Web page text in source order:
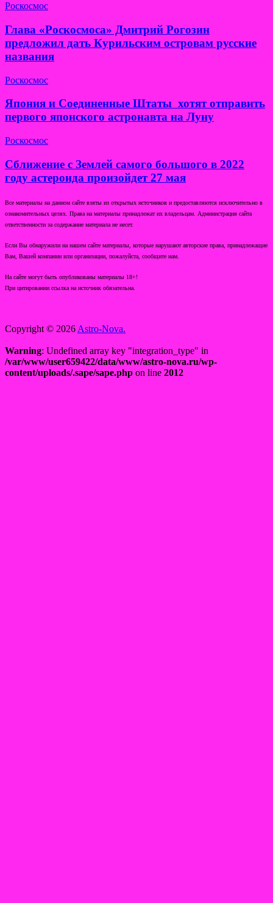
Роскосмос
Глава «Роскосмоса» Дмитрий Рогозин
предложил дать Курильским островам русские
названия
Роскосмос
Япония и Соединенные Штаты хотят отправить
первого японского астронавта на Луну
Роскосмос
Сближение с Землей самого большого в 2022
году астероида произойдет 27 мая
Все материалы на данном сайте взяты из открытых источников и предоставляются исключительно в
ознакомительных целях. Права на материалы принадлежат их владельцам. Администрация сайта
ответственности за содержание материала не несет.
Если Вы обнаружили на нашем сайте материалы, которые нарушают авторские права, принадлежащие
Вам, Вашей компании или организации, пожалуйста, сообщите нам.
На сайте могут быть опубликованы материалы 18+!
При цитировании ссылка на источник обязательна.
Copyright © 2026 Astro-Nova.
Warning: Undefined array key "integration_type" in
/var/www/user659422/data/www/astro-nova.ru/wp-
content/uploads/.sape/sape.php on line 2012